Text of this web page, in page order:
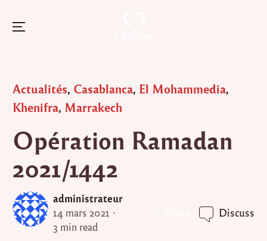
content
Menu
Posted
in
Actualités, Casablanca, El Mohammedia,
Khenifra, Marrakech
Opération Ramadan
2021/1442
administrateur
14 mars 2021
3 min read
Discuss